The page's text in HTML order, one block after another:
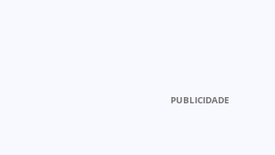
PUBLICIDADE